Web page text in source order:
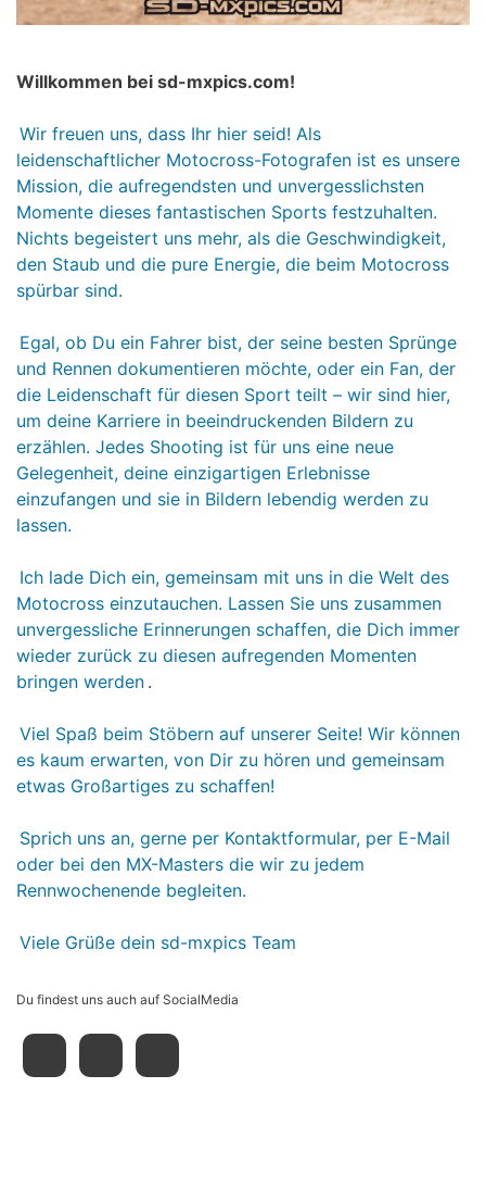
Willkommen bei sd-mxpics.com!
Wir freuen uns, dass Ihr hier seid! Als
leidenschaftlicher Motocross-Fotografen ist es unsere
Mission, die aufregendsten und unvergesslichsten
Momente dieses fantastischen Sports festzuhalten.
Nichts begeistert uns mehr, als die Geschwindigkeit,
den Staub und die pure Energie, die beim Motocross
spürbar sind.
Egal, ob Du ein Fahrer bist, der seine besten Sprünge
und Rennen dokumentieren möchte, oder ein Fan, der
die Leidenschaft für diesen Sport teilt – wir sind hier,
um deine Karriere in beeindruckenden Bildern zu
erzählen. Jedes Shooting ist für uns eine neue
Gelegenheit, deine einzigartigen Erlebnisse
einzufangen und sie in Bildern lebendig werden zu
lassen.
Ich lade Dich ein, gemeinsam mit uns in die Welt des
Motocross einzutauchen. Lassen Sie uns zusammen
unvergessliche Erinnerungen schaffen, die Dich immer
wieder zurück zu diesen aufregenden Momenten
bringen werden .
Viel Spaß beim Stöbern auf unserer Seite! Wir können
es kaum erwarten, von Dir zu hören und gemeinsam
etwas Großartiges zu schaffen!
Sprich uns an, gerne per Kontaktformular, per E-Mail
oder bei den MX-Masters die wir zu jedem
Rennwochenende begleiten.
Viele Grüße dein sd-mxpics Team
Du findest uns auch auf SocialMedia